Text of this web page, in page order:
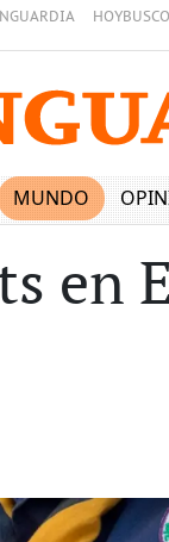
HOYBUSCO
MUNDO
en